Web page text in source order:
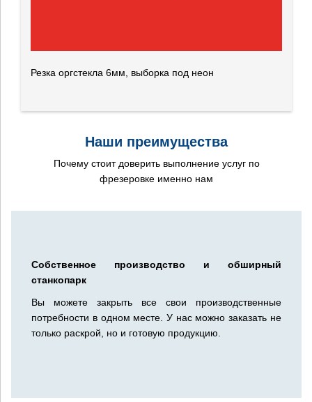
Резка оргстекла 6мм, выборка под неон
Наши преимущества
Почему стоит доверить выполнение услуг по
фрезеровке именно нам
Собственное производство и обширный
станкопарк
Вы можете закрыть все свои производственные
потребности в одном месте. У нас можно заказать не
только раскрой, но и готовую продукцию.